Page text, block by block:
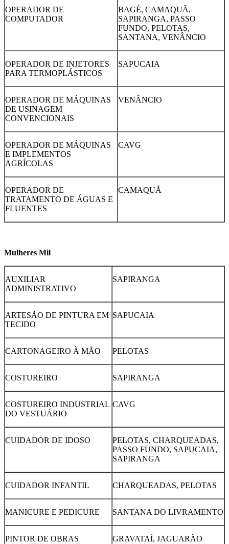
OPERADOR DE
COMPUTADOR
BAGÉ, CAMAQUÃ,
SAPIRANGA, PASSO
FUNDO, PELOTAS,
SANTANA, VENÂNCIO
OPERADOR DE INJETORES
PARA TERMOPLÁSTICOS
SAPUCAIA
OPERADOR DE MÁQUINAS
DE USINAGEM
CONVENCIONAIS
VENÂNCIO
OPERADOR DE MÁQUINAS
E IMPLEMENTOS
AGRÍCOLAS
CAVG
OPERADOR DE
TRATAMENTO DE ÁGUAS E
FLUENTES
CAMAQUÃ
Mulheres Mil
AUXILIAR
ADMINISTRATIVO
SAPIRANGA
ARTESÃO DE PINTURA EM
TECIDO
SAPUCAIA
CARTONAGEIRO À MÃO PELOTAS
COSTUREIRO SAPIRANGA
COSTUREIRO INDUSTRIAL
DO VESTUÁRIO
CAVG
CUIDADOR DE IDOSO
PELOTAS, CHARQUEADAS,
PASSO FUNDO, SAPUCAIA,
SAPIRANGA
CUIDADOR INFANTIL CHARQUEADAS, PELOTAS
MANICURE E PEDICURE SANTANA DO LIVRAMENTO
PINTOR DE OBRAS GRAVATAÍ, JAGUARÃO